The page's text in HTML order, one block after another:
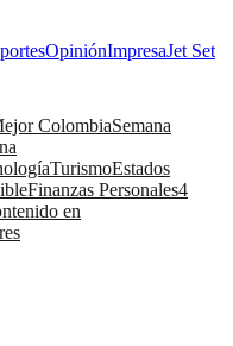
OpiniónImpresaJet Set
ColombiaSemana
TurismoEstados
Finanzas Personales4
en